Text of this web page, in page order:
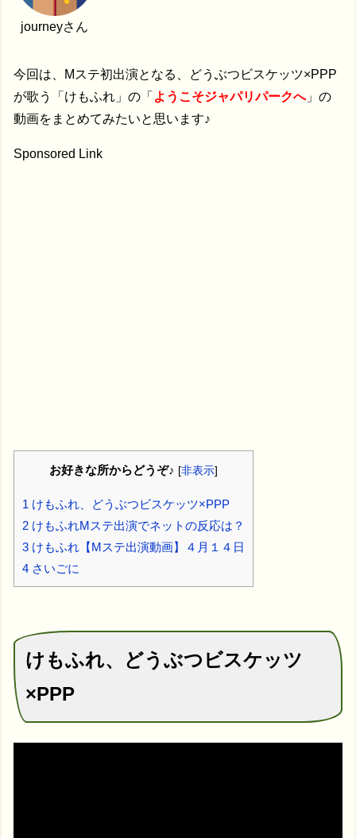
journeyさん
今回は、Mステ初出演となる、どうぶつビスケッツ×PPP
が歌う「けもふれ」の「 ようこそジャパリパークへ」の
動画をまとめてみたいと思います♪
Sponsored Link
お好きな所からどうぞ♪ [非表示]
1 けもふれ、どうぶつビスケッツ×PPP
2 けもふれMステ出演でネットの反応は？
3 けもふれ【Mステ出演動画】４月１４日
4 さいごに
けもふれ、どうぶつビスケッツ
×PPP